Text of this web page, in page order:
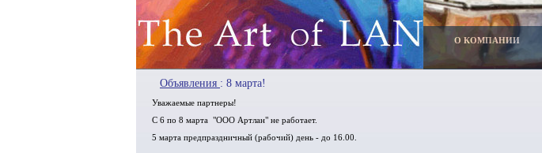
О КОМПАНИИ
Объявления : 8 марта!
Уважаемые партнеры!
С 6 по 8 марта "ООО Артлан" не работает.
5 марта предпраздничный (рабочий) день - до 16.00.